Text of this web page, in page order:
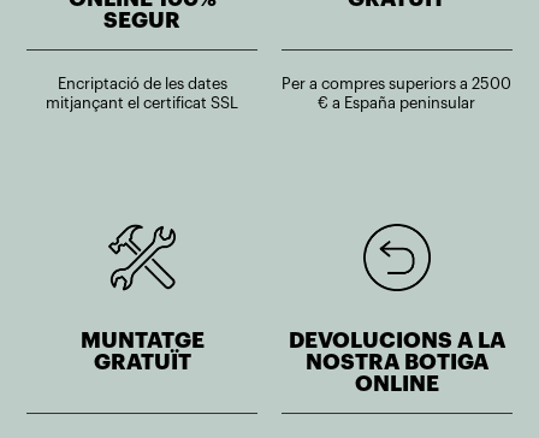
SEGUR
Encriptació de les dates
mitjançant el certificat SSL
Per a compres superiors a 2500
€ a España peninsular
MUNTATGE
GRATUÏT
DEVOLUCIONS A LA
NOSTRA BOTIGA
ONLINE